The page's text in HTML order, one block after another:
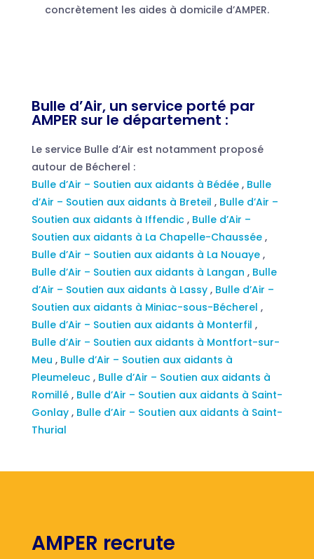
concrètement les aides à domicile d’AMPER.
Bulle d’Air, un service porté par
AMPER sur le département :
Le service Bulle d’Air est notamment proposé
autour de Bécherel :
Bulle d’Air – Soutien aux aidants à Bédée , Bulle
d’Air – Soutien aux aidants à Breteil , Bulle d’Air –
Soutien aux aidants à Iffendic , Bulle d’Air –
Soutien aux aidants à La Chapelle-Chaussée ,
Bulle d’Air – Soutien aux aidants à La Nouaye ,
Bulle d’Air – Soutien aux aidants à Langan , Bulle
d’Air – Soutien aux aidants à Lassy , Bulle d’Air –
Soutien aux aidants à Miniac-sous-Bécherel ,
Bulle d’Air – Soutien aux aidants à Monterfil ,
Bulle d’Air – Soutien aux aidants à Montfort-sur-
Meu , Bulle d’Air – Soutien aux aidants à
Pleumeleuc , Bulle d’Air – Soutien aux aidants à
Romillé , Bulle d’Air – Soutien aux aidants à Saint-
Gonlay , Bulle d’Air – Soutien aux aidants à Saint-
Thurial
AMPER recrute